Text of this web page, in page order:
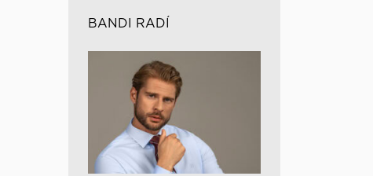
BANDI RADÍ